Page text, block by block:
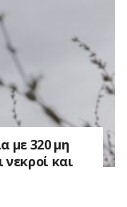
με 320 μη
και